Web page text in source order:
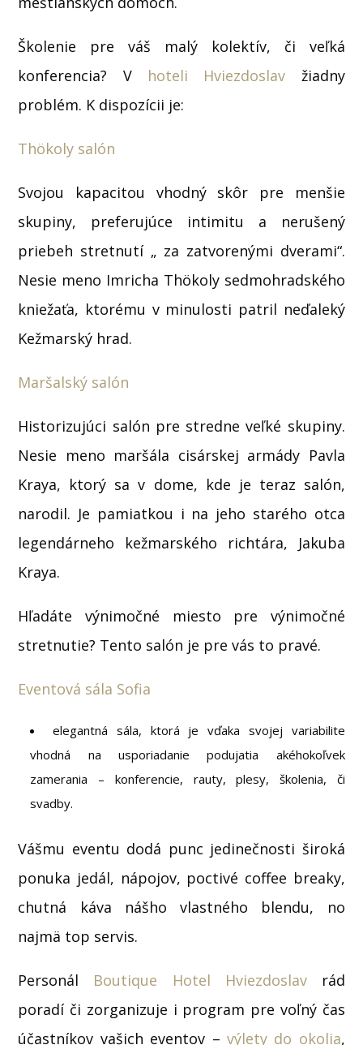
Školenie pre váš malý kolektív, či veľká
konferencia? V hoteli Hviezdoslav žiadny
problém. K dispozícii je:
Thökoly salón
Svojou kapacitou vhodný skôr pre menšie
skupiny, preferujúce intimitu a nerušený
priebeh stretnutí „ za zatvorenými dverami“.
Nesie meno Imricha Thökoly sedmohradského
kniežaťa, ktorému v minulosti patril neďaleký
Kežmarský hrad.
Maršalský salón
Historizujúci salón pre stredne veľké skupiny.
Nesie meno maršála cisárskej armády Pavla
Kraya, ktorý sa v dome, kde je teraz salón,
narodil. Je pamiatkou i na jeho starého otca
legendárneho kežmarského richtára, Jakuba
Kraya.
Hľadáte výnimočné miesto pre výnimočné
stretnutie? Tento salón je pre vás to pravé.
Eventová sála Sofia
elegantná sála, ktorá je vďaka svojej variabilite
vhodná na usporiadanie podujatia akéhokoľvek
zamerania – konferencie, rauty, plesy, školenia, či
svadby.
Vášmu eventu dodá punc jedinečnosti široká
ponuka jedál, nápojov, poctivé coffee breaky,
chutná káva nášho vlastného blendu, no
najmä top servis.
Personál Boutique Hotel Hviezdoslavrád
poradí či zorganizuje i program pre voľný čas
účastníkov vašich eventov – výlety do okolia,